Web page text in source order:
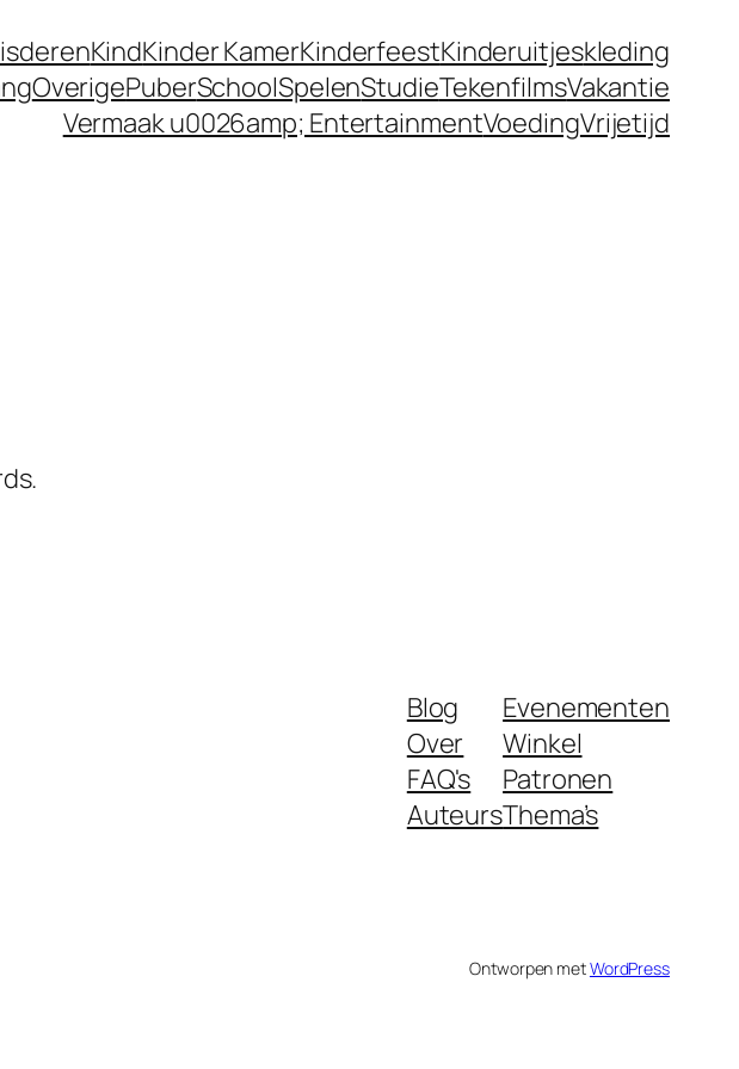
KindKinder KamerKinderfeestKinderuitjeskleding
OverigePuberSchoolSpelenStudieTekenfilmsVakantie
Vermaak u0026amp; EntertainmentVoedingVrijetijd
Blog
Over
FAQ's
Auteurs
Evenementen
Winkel
Patronen
Thema’s
Ontworpen metWordPress